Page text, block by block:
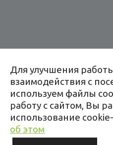
Адрес:
Копище, ул.
+375 44 784 83
Время работы:
пн–пт:
Для улучшения
взаимодействия с
используем файлы
работу с сайтом, Вы
использование
об этом